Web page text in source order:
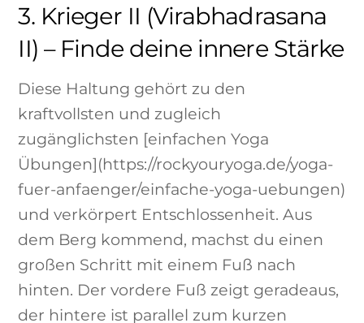
3. Krieger II (Virabhadrasana
II) – Finde deine innere Stärke
Diese Haltung gehört zu den
kraftvollsten und zugleich
zugänglichsten [einfachen Yoga
Übungen](https://rockyouryoga.de/yoga-
fuer-anfaenger/einfache-yoga-uebungen)
und verkörpert Entschlossenheit. Aus
dem Berg kommend, machst du einen
großen Schritt mit einem Fuß nach
hinten. Der vordere Fuß zeigt geradeaus,
der hintere ist parallel zum kurzen